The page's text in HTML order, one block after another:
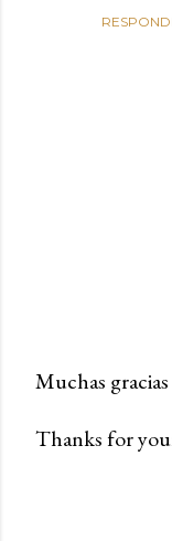
u
Muchas
Thanks for